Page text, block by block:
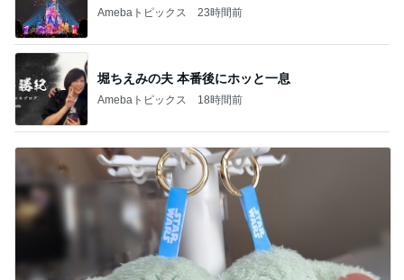
Amebaトピックス 23時間前
堀ちえみの夫 本番後にホッと一息
Amebaトピックス 18時間前